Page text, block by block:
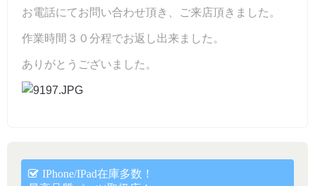
お電話にてお問い合わせ頂き、ご来店頂きました。
作業時間３０分程でお返し出来ました。
ありがとうございました。
IPhone/iPad在庫多数！